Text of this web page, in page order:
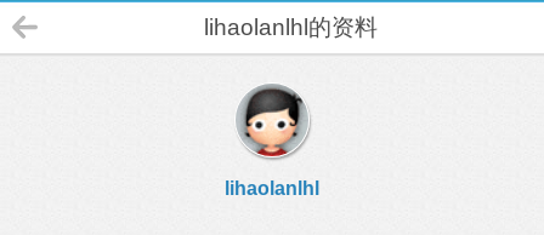
lihaolanlhl的资料
lihaolanlhl